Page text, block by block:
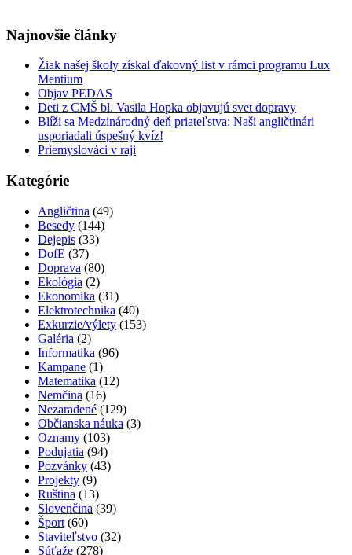
Najnovšie články
Žiak našej školy získal ďakovný list v rámci programu Lux
Mentium
Objav PEDAS
Deti z CMŠ bl. Vasila Hopka objavujú svet dopravy
Blíži sa Medzinárodný deň priateľstva: Naši angličtinári
usporiadali úspešný kvíz!
Priemyslováci v raji
Kategórie
Angličtina (49)
Besedy (144)
Dejepis (33)
DofE (37)
Doprava (80)
Ekológia (2)
Ekonomika (31)
Elektrotechnika (40)
Exkurzie/výlety (153)
Galéria (2)
Informatika (96)
Kampane (1)
Matematika (12)
Nemčina (16)
Nezaradené (129)
Občianska náuka (3)
Oznamy (103)
Podujatia (94)
Pozvánky (43)
Projekty (9)
Ruština (13)
Slovenčina (39)
Šport (60)
Staviteľstvo (32)
Súťaže (278)